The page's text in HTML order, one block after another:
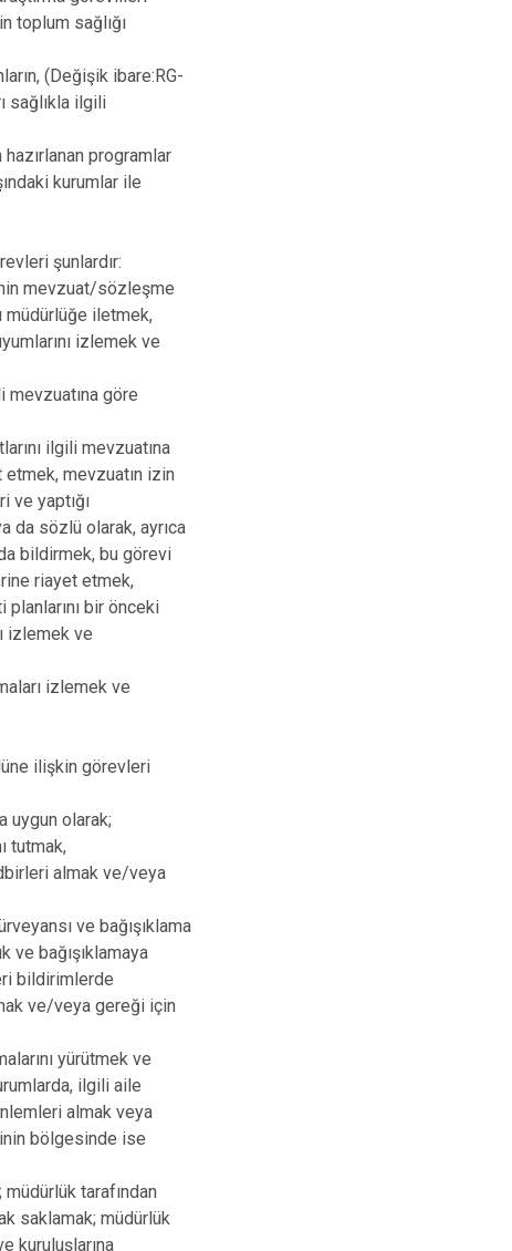
toplum sağlığı
(Değişik ibare:RG-
sağlıkla ilgili
programlar
kurumlar ile
şunlardır:
mevzuat/sözleşme
müdürlüğe iletmek,
izlemek ve
mevzuatına göre
ilgili mevzuatına
mevzuatın izin
ve yaptığı
da sözlü olarak, ayrıca
bildirmek, bu görevi
riayet etmek,
bir önceki
izlemek ve
izlemek ve
ilişkin görevleri
uygun olarak;
tutmak,
almak ve/veya
ve bağışıklama
ve bağışıklamaya
bildirimlerde
ve/veya gereği için
yürütmek ve
ilgili aile
almak veya
bölgesinde ise
tarafından
saklamak; müdürlük
kuruluşlarına